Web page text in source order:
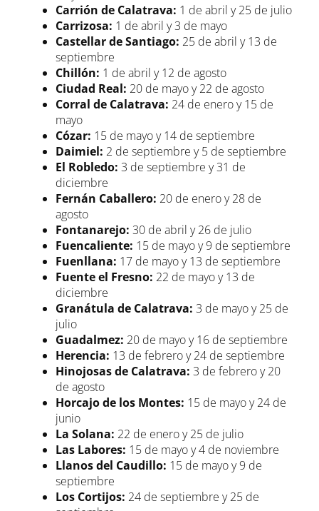
Carrión de Calatrava: 1 de abril y 25 de julio
Carrizosa: 1 de abril y 3 de mayo
Castellar de Santiago: 25 de abril y 13 de
septiembre
Chillón: 1 de abril y 12 de agosto
Ciudad Real: 20 de mayo y 22 de agosto
Corral de Calatrava: 24 de enero y 15 de
mayo
Cózar: 15 de mayo y 14 de septiembre
Daimiel: 2 de septiembre y 5 de septiembre
El Robledo: 3 de septiembre y 31 de
diciembre
Fernán Caballero: 20 de enero y 28 de
agosto
Fontanarejo: 30 de abril y 26 de julio
Fuencaliente: 15 de mayo y 9 de septiembre
Fuenllana: 17 de mayo y 13 de septiembre
Fuente el Fresno: 22 de mayo y 13 de
diciembre
Granátula de Calatrava: 3 de mayo y 25 de
julio
Guadalmez: 20 de mayo y 16 de septiembre
Herencia: 13 de febrero y 24 de septiembre
Hinojosas de Calatrava: 3 de febrero y 20
de agosto
Horcajo de los Montes: 15 de mayo y 24 de
junio
La Solana: 22 de enero y 25 de julio
Las Labores: 15 de mayo y 4 de noviembre
Llanos del Caudillo: 15 de mayo y 9 de
septiembre
Los Cortijos: 24 de septiembre y 25 de